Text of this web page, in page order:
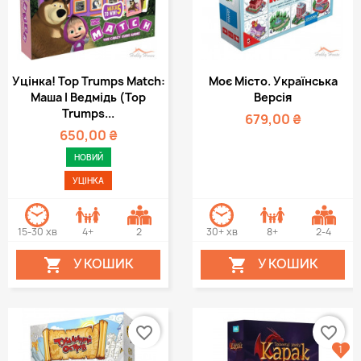
Уцінка! Top Trumps Match:
Маша І Ведмідь (Top
Trumps...
650,00 ₴
НОВИЙ
УЦІНКА
15-30 хв 4+ 2
 У КОШИК
Моє Місто. Українська
Версія
679,00 ₴
30+ хв 8+ 2-4
 У КОШИК
favorite_border favorite_border
1